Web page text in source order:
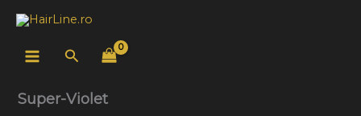
content
Search
Super-Violet